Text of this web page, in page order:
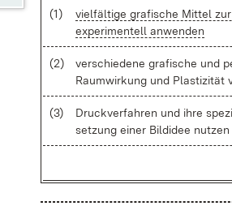
(1)
viel­fäl­ti­ge gra­fi­sche Mit­tel
ex­pe­ri­men­tell an­wen­den
(2)
ver­schie­de­ne gra­fi­sche und
Raum­wir­kung und Plas­ti­zi­tät
(3)
Druck­ver­fah­ren und ih­re
set­zung ei­ner Bild­idee nut­zen